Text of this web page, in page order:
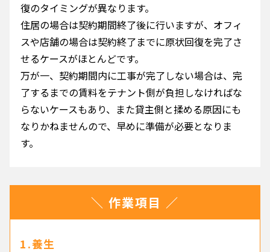
復のタイミングが異なります。
住居の場合は契約期間終了後に行いますが、オフィ
スや店舗の場合は契約終了までに原状回復を完了さ
せるケースがほとんどです。
万が一、契約期間内に工事が完了しない場合は、完
了するまでの賃料をテナント側が負担しなければな
らないケースもあり、また貸主側と揉める原因にも
なりかねませんので、早めに準備が必要となりま
す。
＼ 作業項目 ／
1.養生